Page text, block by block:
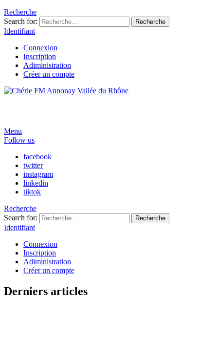
Recherche
Search for:
Recherche
Identifiant
Connexion
Inscription
Adiministration
Créer un compte
Menu
Follow us
facebook
twitter
instagram
linkedin
tiktok
Recherche
Search for:
Recherche
Identifiant
Connexion
Inscription
Adiministration
Créer un compte
Derniers articles